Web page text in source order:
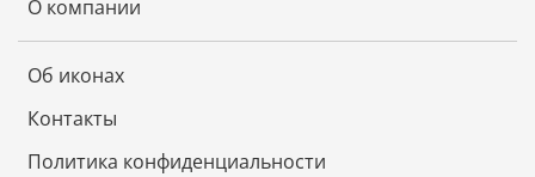
О компании
Об иконах
Контакты
Политика конфиденциальности